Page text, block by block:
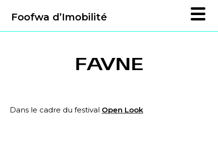
Foofwa d’Imobilité
FAVNE
Dans le cadre du festival Open Look